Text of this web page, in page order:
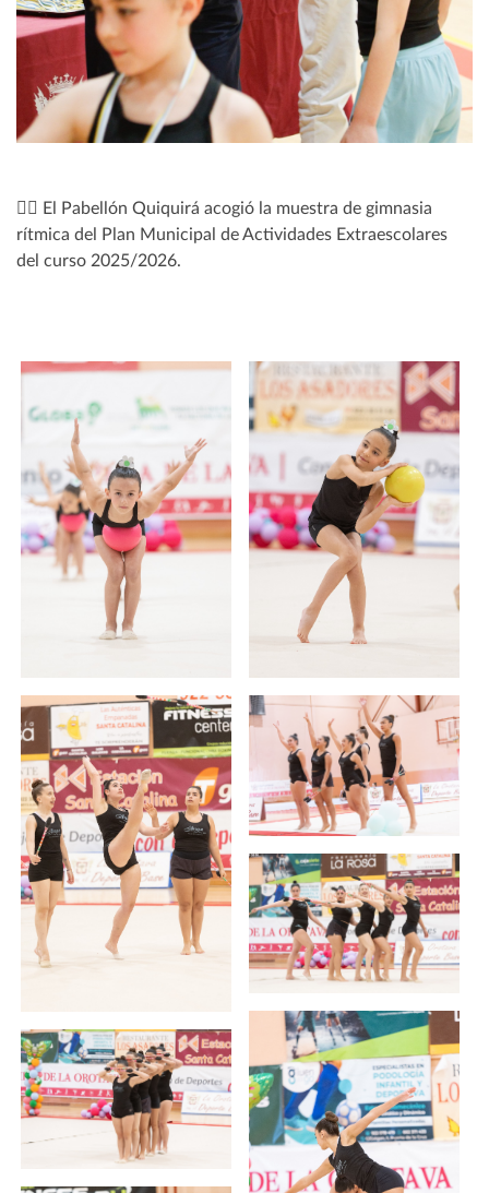
🤸‍♀️ El Pabellón Quiquirá acogió la muestra de gimnasia
rítmica del Plan Municipal de Actividades Extraescolares
del curso 2025/2026.